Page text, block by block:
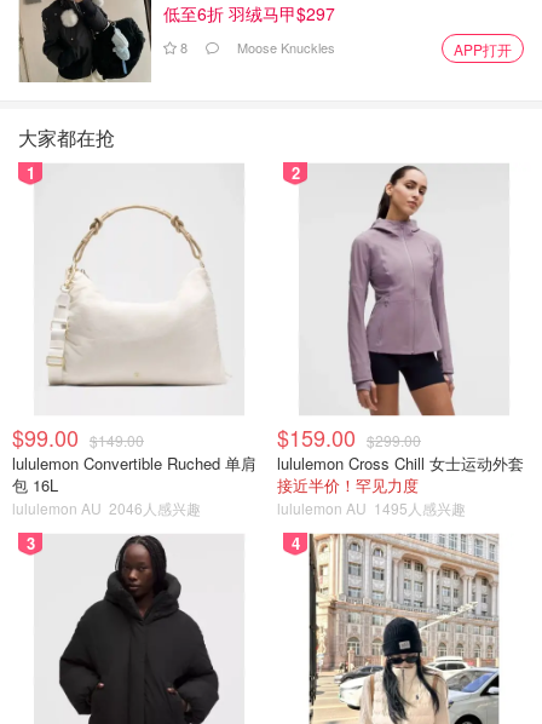
低至6折 羽绒马甲$297
8 Moose Knuckles APP打开
大家都在抢
1
$99.00 $149.00
lululemon Convertible Ruched 单肩
包 16L
lululemon AU 2046人感兴趣
2
$159.00 $299.00
lululemon Cross Chill 女士运动外套
接近半价！罕见力度
lululemon AU 1495人感兴趣
3 4